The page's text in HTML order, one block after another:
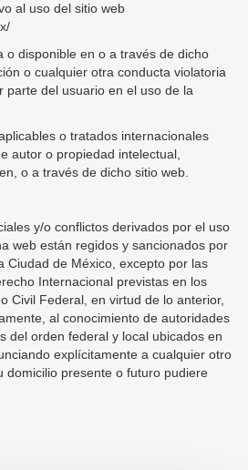
al uso del sitio web
o disponible en o a través de dicho
o cualquier otra conducta violatoria
parte del usuario en el uso de la
o tratados internacionales
autor o propiedad intelectual,
o a través de dicho sitio web.
y/o conflictos derivados por el uso
web están regidos y sancionados por
Ciudad de México, excepto por las
Internacional previstas en los
Civil Federal, en virtud de lo anterior,
al conocimiento de autoridades
del orden federal y local ubicados en
explícitamente a cualquier otro
domicilio presente o futuro pudiere